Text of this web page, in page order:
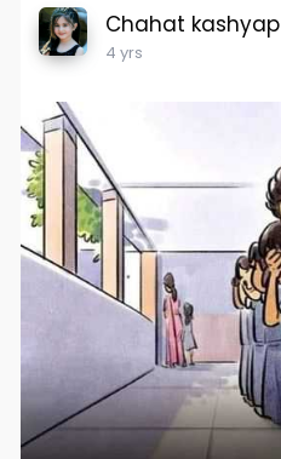
Chahat kashyap
4 yrs